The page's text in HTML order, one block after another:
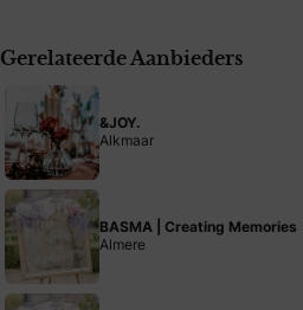
Gerelateerde Aanbieders
&JOY.
Alkmaar
BASMA | Creating Memories
Almere